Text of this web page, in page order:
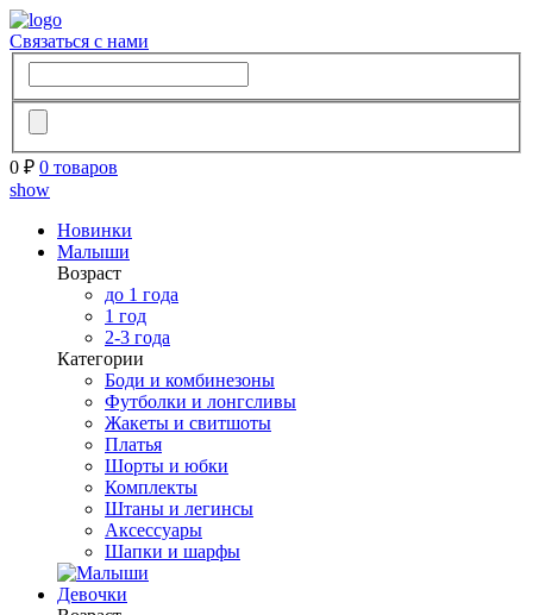
Связаться с нами
0 ₽ 0 товаров
show
Новинки
Малыши
Возраст
до 1 года
1 год
2-3 года
Категории
Боди и комбинезоны
Футболки и лонгсливы
Жакеты и свитшоты
Платья
Шорты и юбки
Комплекты
Штаны и легинсы
Аксессуары
Шапки и шарфы
Девочки